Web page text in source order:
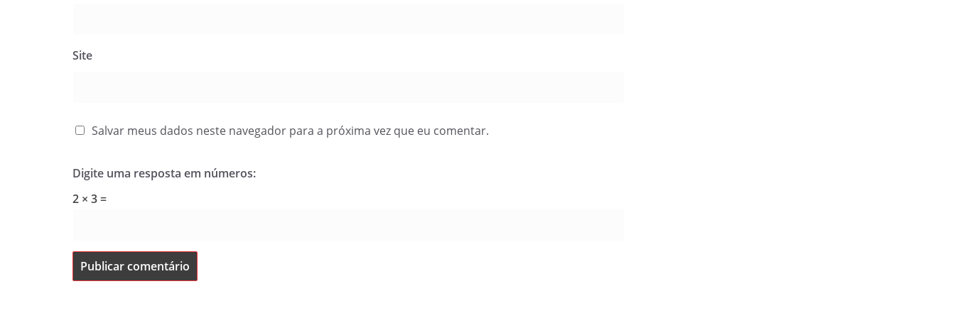
Site
Salvar meus dados neste navegador para a próxima vez que eu comentar.
Digite uma resposta em números:
2 × 3 =